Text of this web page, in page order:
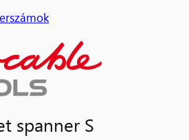
spanner S